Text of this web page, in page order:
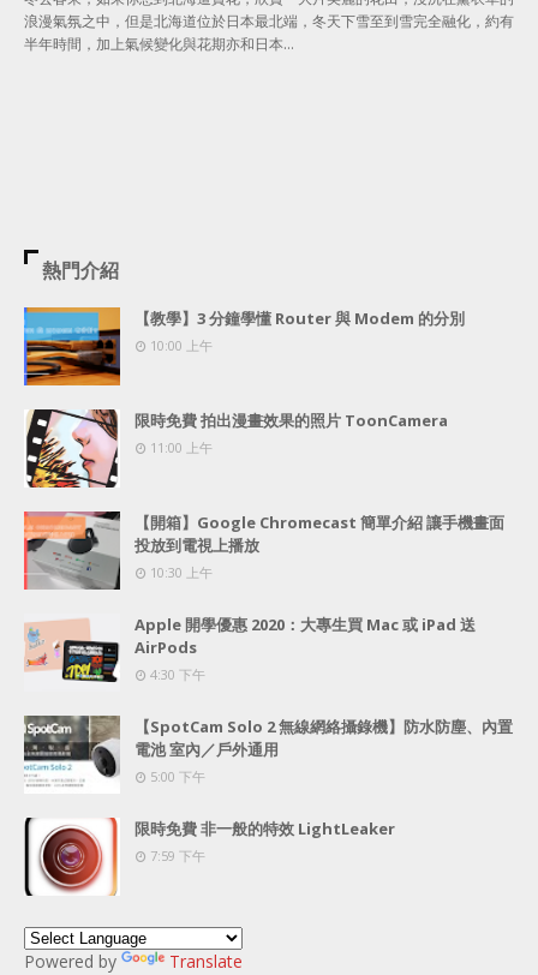
浪漫氣氛之中，但是北海道位於日本最北端，冬天下雪至到雪完全融化，約有
半年時間，加上氣候變化與花期亦和日本…
熱門介紹
【教學】3 分鐘學懂 Router 與 Modem 的分別
10:00 上午
限時免費 拍出漫畫效果的照片 ToonCamera
11:00 上午
【開箱】Google Chromecast 簡單介紹 讓手機畫面
投放到電視上播放
10:30 上午
Apple 開學優惠 2020：大專生買 Mac 或 iPad 送
AirPods
4:30 下午
【SpotCam Solo 2 無線網絡攝錄機】防水防塵、內置
電池 室內／戶外通用
5:00 下午
限時免費 非一般的特效 LightLeaker
7:59 下午
Powered by Translate